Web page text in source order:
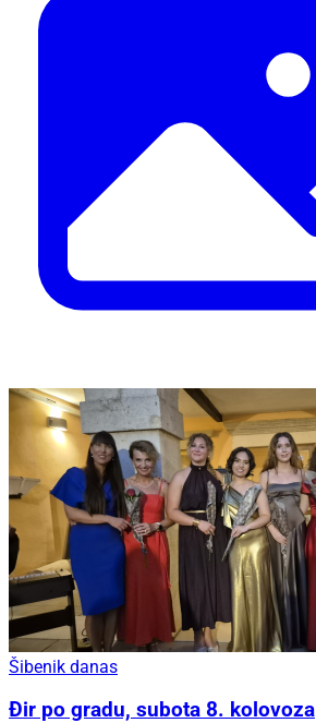
Šibenik danas
Đir po gradu, subota 8. kolovoza